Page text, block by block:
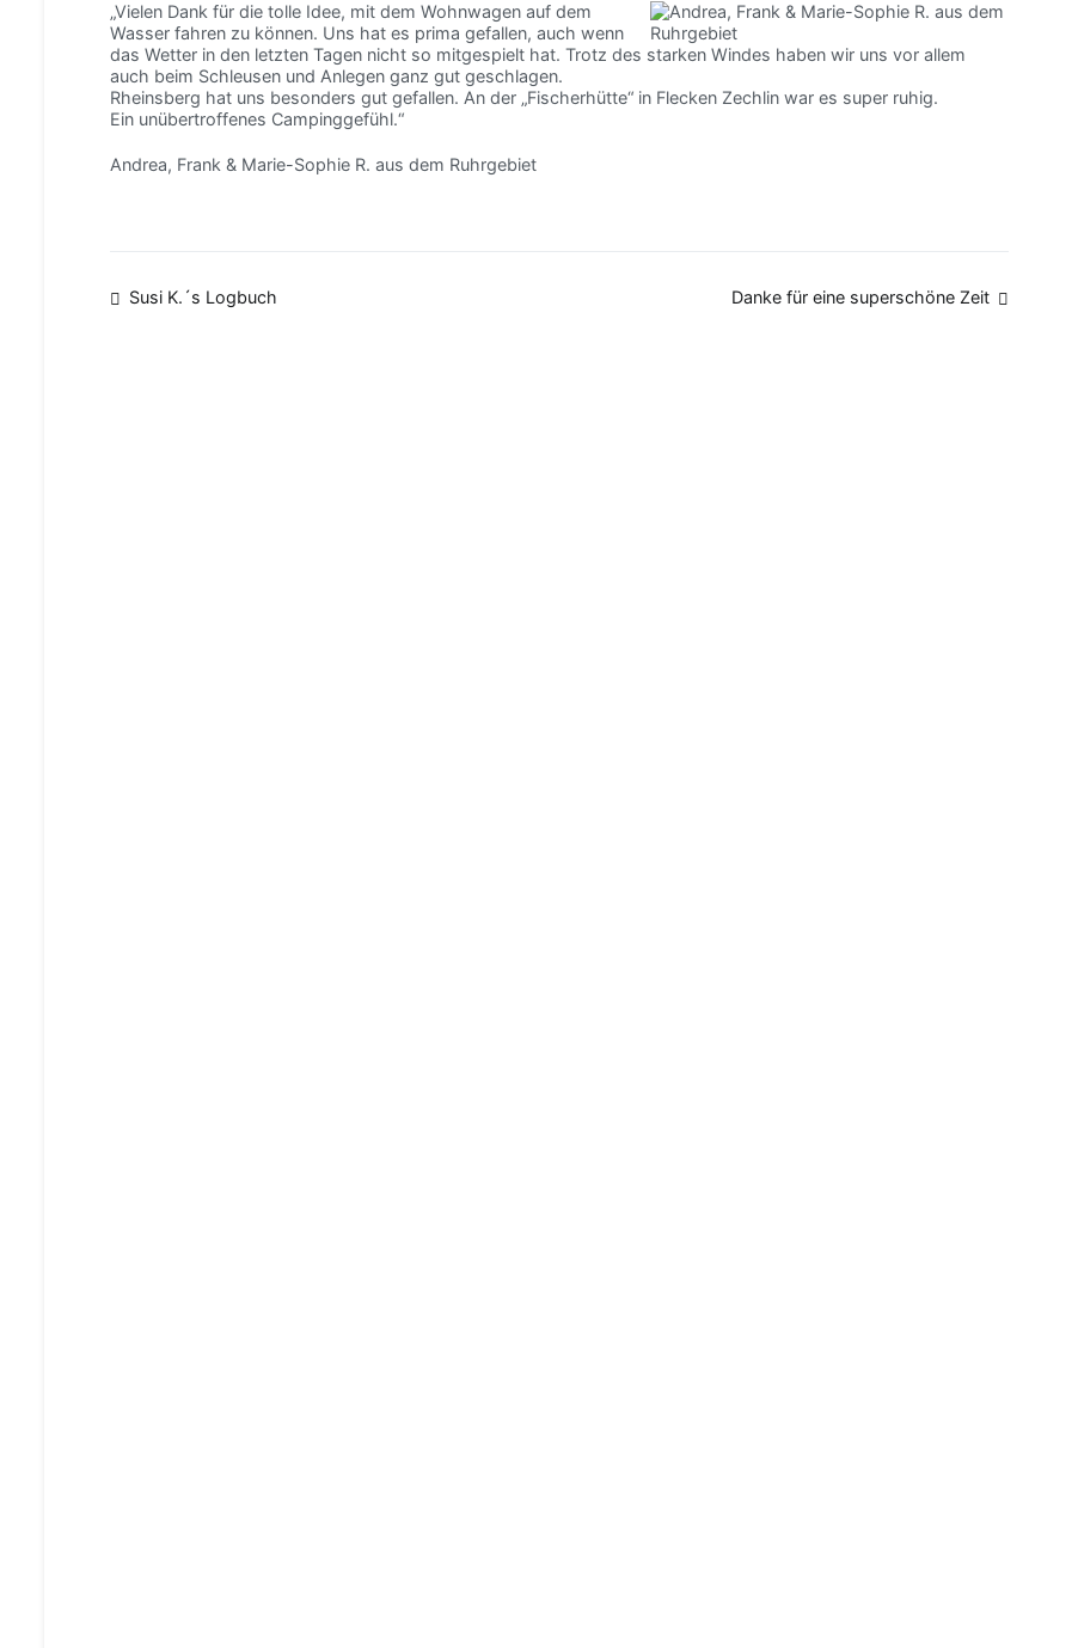
„Vielen Dank für die tolle Idee, mit dem Wohnwagen auf dem
Wasser fahren zu können. Uns hat es prima gefallen, auch wenn
das Wetter in den letzten Tagen nicht so mitgespielt hat. Trotz des starken Windes haben wir uns vor allem
auch beim Schleusen und Anlegen ganz gut geschlagen.
Rheinsberg hat uns besonders gut gefallen. An der „Fischerhütte“ in Flecken Zechlin war es super ruhig.
Ein unübertroffenes Campinggefühl.“
Andrea, Frank & Marie-Sophie R. aus dem Ruhrgebiet
Beitragsnavigation
Susi K.´s Logbuch Danke für eine superschöne Zeit